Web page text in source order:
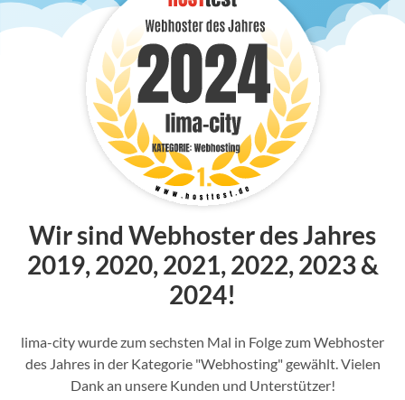
Wir sind Webhoster des Jahres
2019, 2020, 2021, 2022, 2023 &
2024!
lima-city wurde zum sechsten Mal in Folge zum Webhoster
des Jahres in der Kategorie "Webhosting" gewählt. Vielen
Dank an unsere Kunden und Unterstützer!